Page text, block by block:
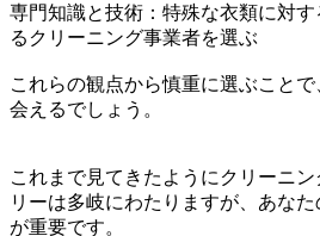
専門知識と技術：特殊な衣類に対
るクリーニング事業者を選ぶ
これらの観点から慎重に選ぶこと
会えるでしょう。
これまで見てきたようにクリーニ
リーは多岐にわたりますが、あな
が重要です。